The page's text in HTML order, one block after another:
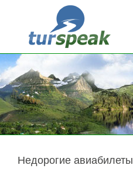
Перейти к основному содержанию
Недорогие авиабилеты